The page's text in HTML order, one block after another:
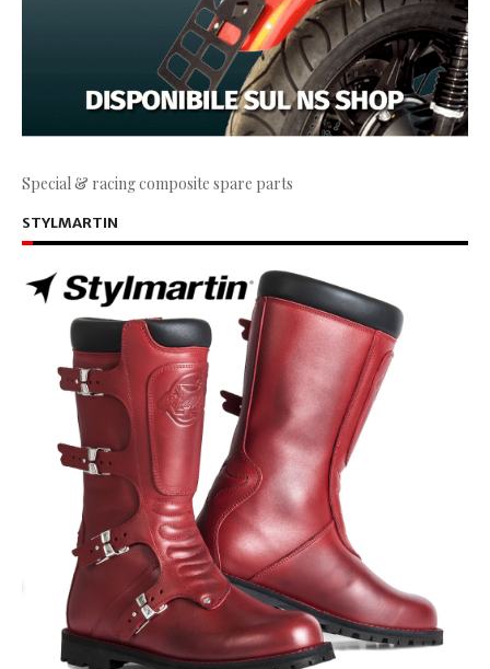
Special & racing composite spare parts
STYLMARTIN